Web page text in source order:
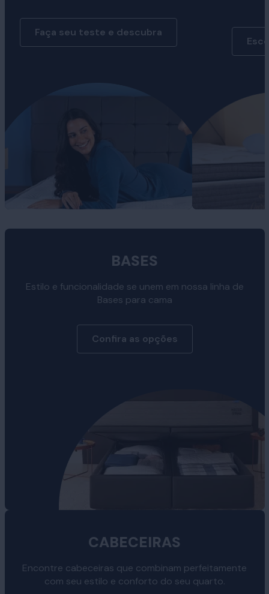
Faça seu teste e descubra
BASES
Estilo e funcionalidade se unem em nossa linha de
Bases para cama
Confira as opções
CABECEIRAS
Encontre cabeceiras que combinam perfeitamente
com seu estilo e conforto do seu quarto.